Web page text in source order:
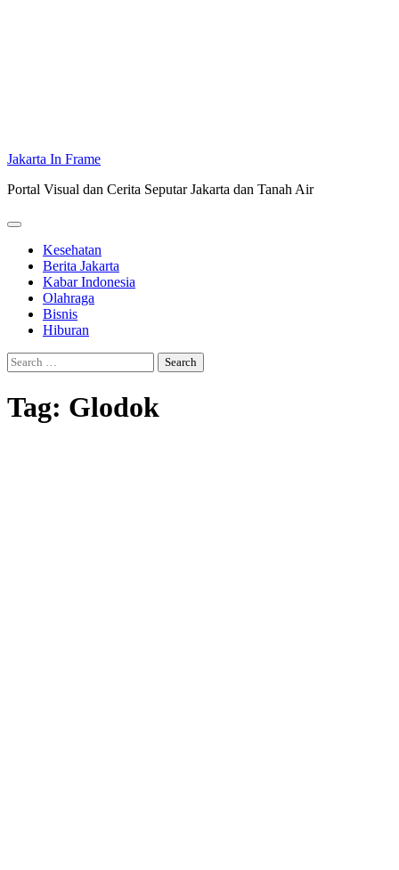
Jakarta In Frame
Portal Visual dan Cerita Seputar Jakarta dan Tanah Air
Kesehatan
Berita Jakarta
Kabar Indonesia
Olahraga
Bisnis
Hiburan
Search
for:
Tag: Glodok